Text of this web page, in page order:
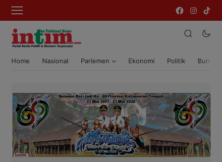
Home Nasional Parlemen Ekonomi Politik Bumi